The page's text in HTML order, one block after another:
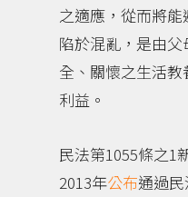
之適應，從而將
陷於混亂，是由
全、關懷之生活
利益。
民法第1055條之1
2013年公布通過